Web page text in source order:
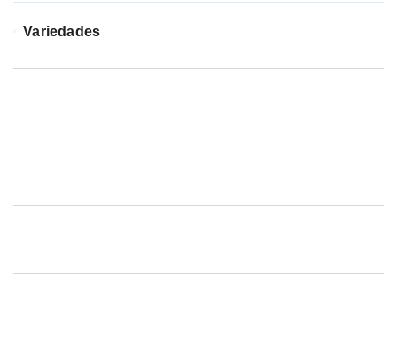
Variedades